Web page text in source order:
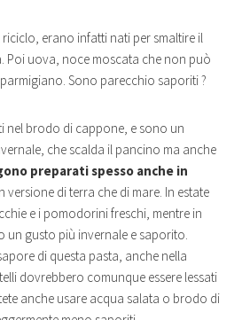
erano infatti nati per smaltire il
Poi uova, noce moscata che non può
Sono parecchio saporiti ?
nel brodo di cappone, e sono un
che scalda il pancino ma anche
preparati spesso anche in
versione di terra che di mare. In estate
e i pomodorini freschi, mentre in
un gusto più invernale e saporito.
di questa pasta, anche nella
dovrebbero comunque essere lessati
anche usare acqua salata o brodo di